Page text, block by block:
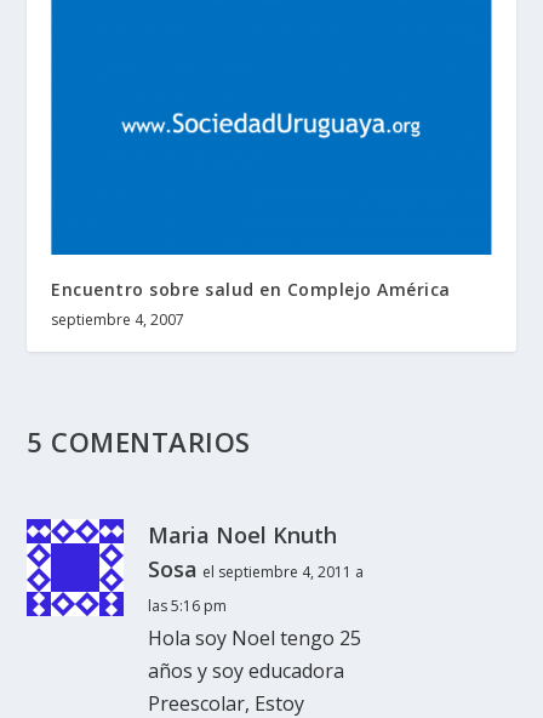
Encuentro sobre salud en Complejo América
septiembre 4, 2007
5 COMENTARIOS
Maria Noel Knuth
Sosa el septiembre 4, 2011 a
las 5:16 pm
Hola soy Noel tengo 25
años y soy educadora
Preescolar, Estoy